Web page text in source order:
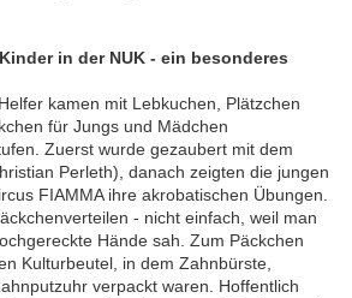
in der NUK - ein besonderes
kamen mit Lebkuchen, Plätzchen
für Jungs und Mädchen
Zuerst wurde gezaubert mit dem
Perleth), danach zeigten die jungen
FIAMMA ihre akrobatischen Übungen.
- nicht einfach, weil man
Hände sah. Zum Päckchen
Kulturbeutel, in dem Zahnbürste,
verpackt waren. Hoffentlich